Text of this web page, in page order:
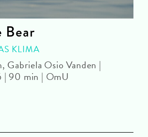
Bear
KLIMA
Gabriela Osio Vanden |
90 min | OmU